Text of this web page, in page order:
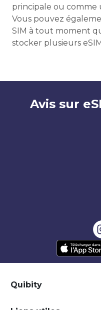
principale ou comme
Vous pouvez
SIM à tout moment
stocker plusieurs
Avis sur
Quibity